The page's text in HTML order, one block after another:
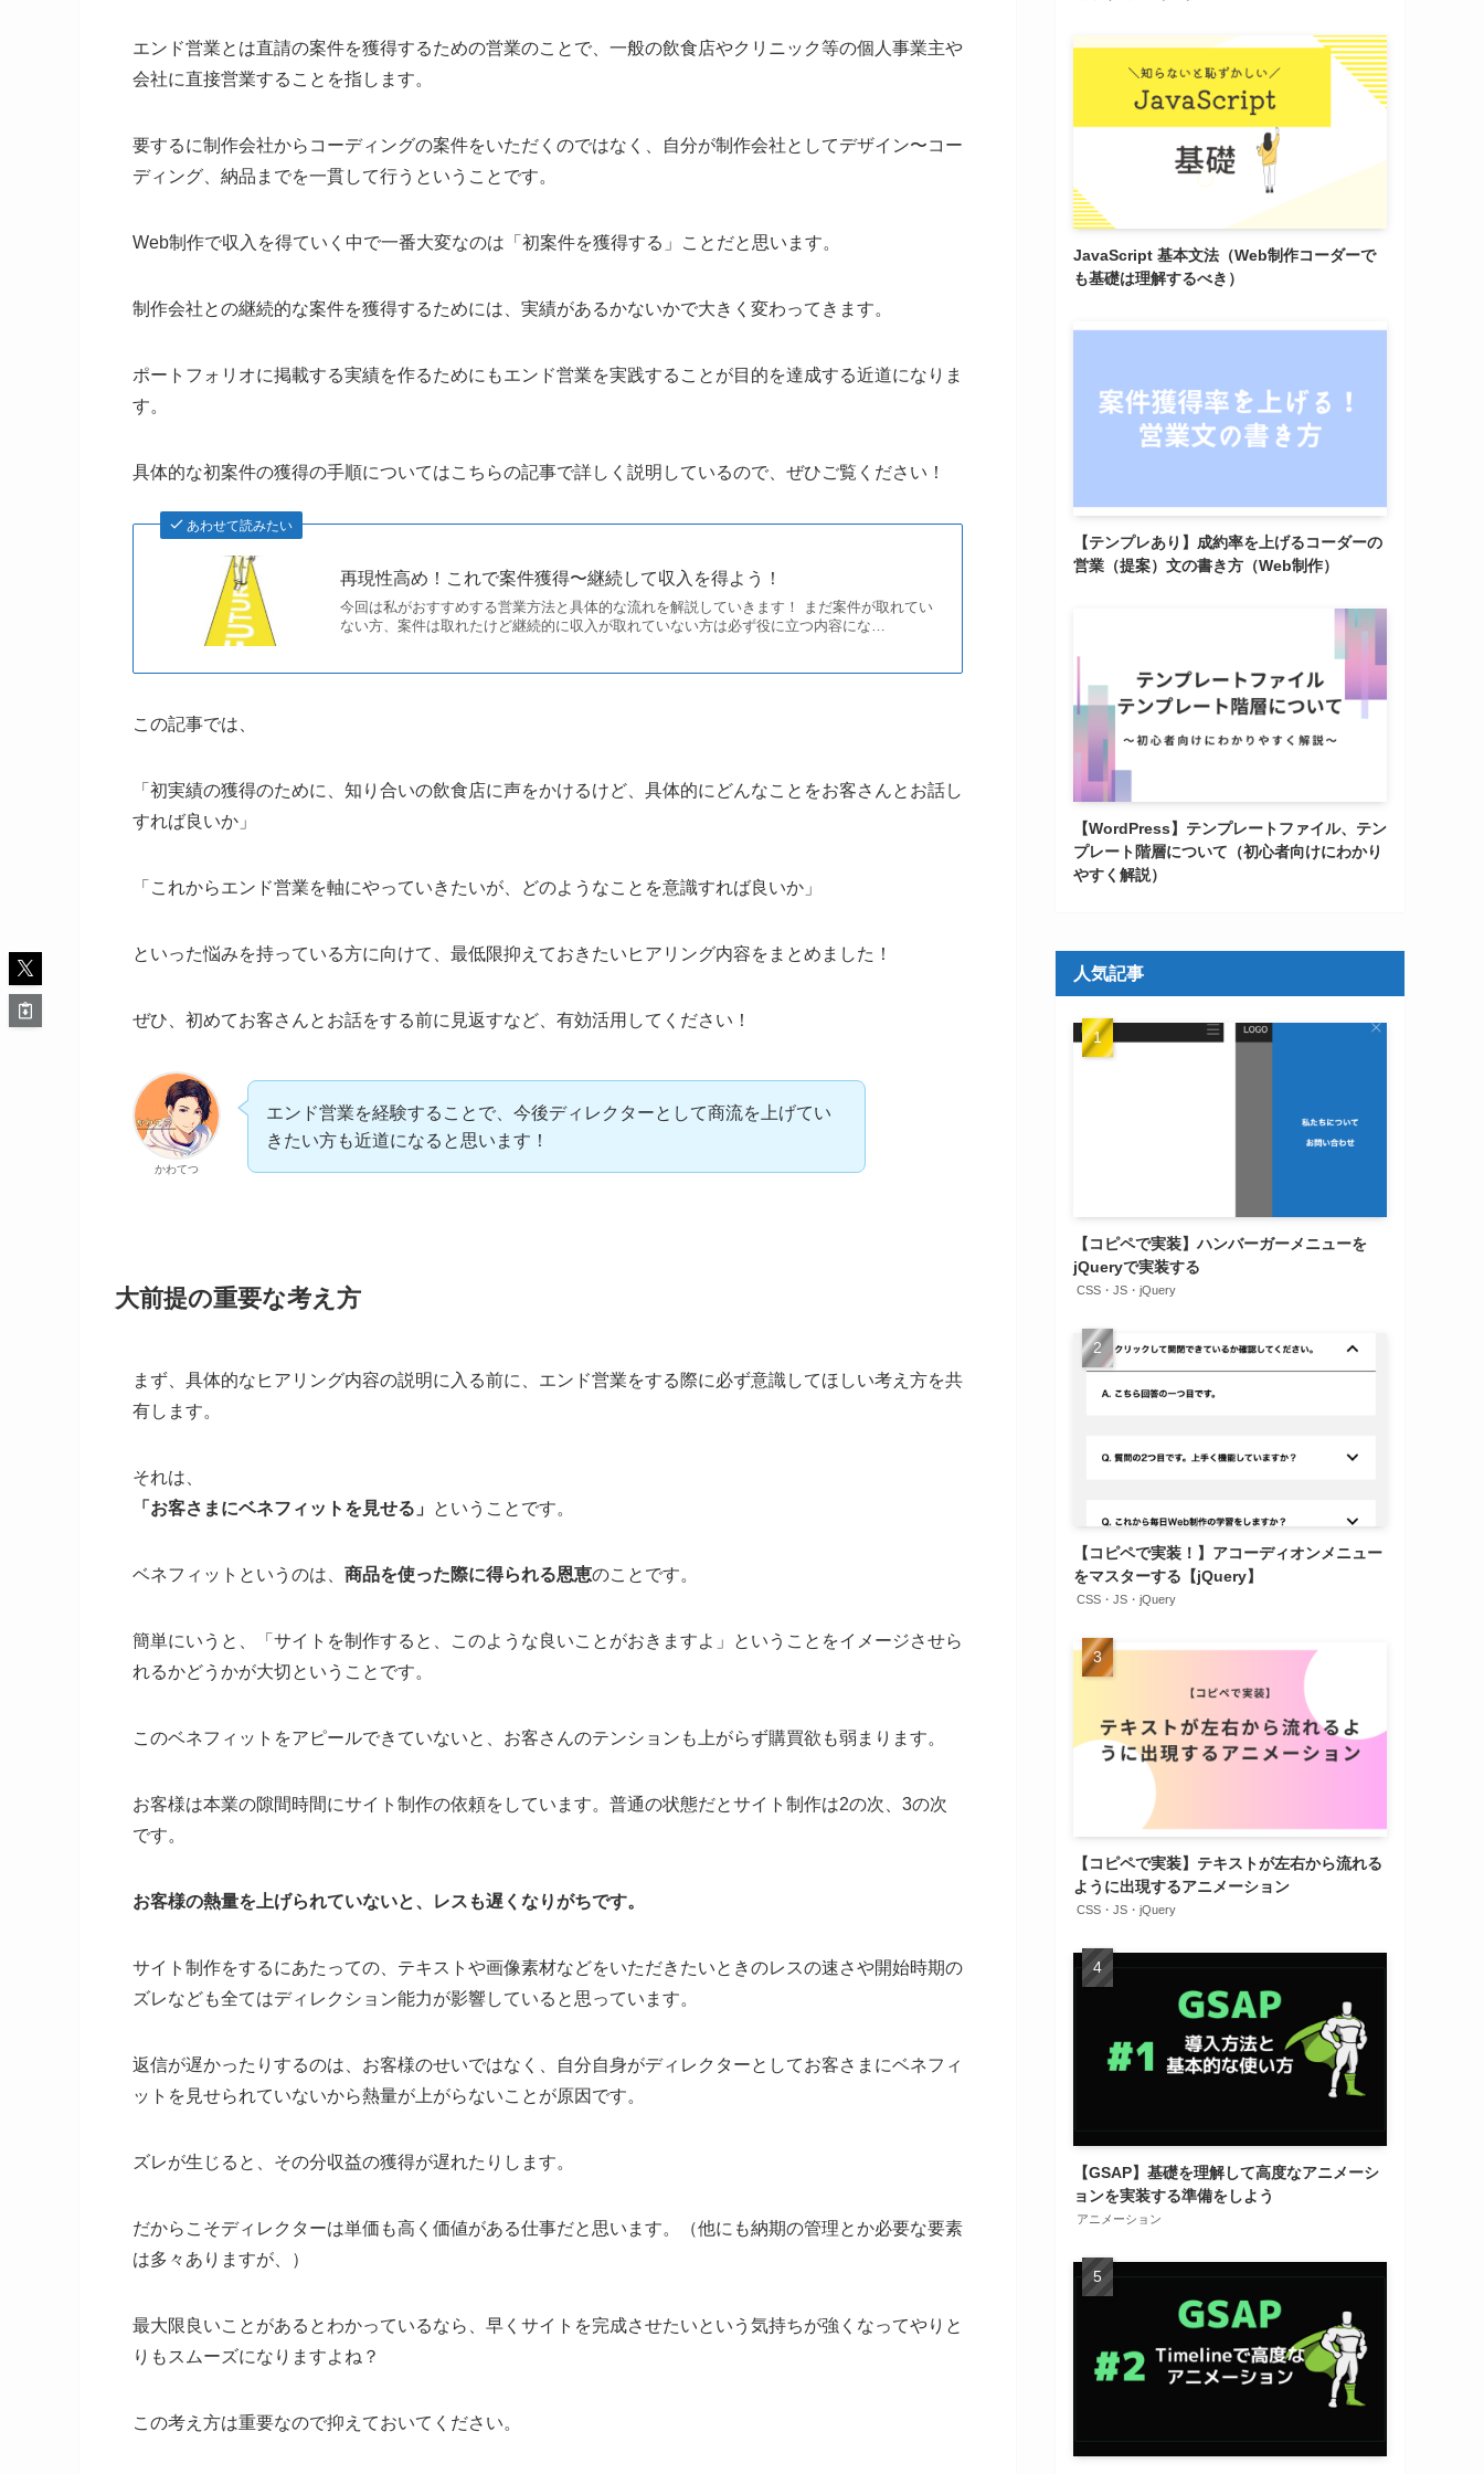
エンド営業とは直請の案件を獲得するための営業のことで、一般の飲食店やクリニック等の個人事業主や
会社に直接営業することを指します。
要するに制作会社からコーディングの案件をいただくのではなく、自分が制作会社としてデザイン〜コー
ディング、納品までを一貫して行うということです。
Web制作で収入を得ていく中で一番大変なのは「初案件を獲得する」ことだと思います。
制作会社との継続的な案件を獲得するためには、実績があるかないかで大きく変わってきます。
ポートフォリオに掲載する実績を作るためにもエンド営業を実践することが目的を達成する近道になりま
す。
具体的な初案件の獲得の手順についてはこちらの記事で詳しく説明しているので、ぜひご覧ください！
あわせて読みたい
再現性高め！これで案件獲得〜継続して収入を得よう！
今回は私がおすすめする営業方法と具体的な流れを解説していきます！ まだ案件が取れてい
ない方、案件は取れたけど継続的に収入が取れていない方は必ず役に立つ内容にな…
この記事では、
「初実績の獲得のために、知り合いの飲食店に声をかけるけど、具体的にどんなことをお客さんとお話し
すれば良いか」
「これからエンド営業を軸にやっていきたいが、どのようなことを意識すれば良いか」
といった悩みを持っている方に向けて、最低限抑えておきたいヒアリング内容をまとめました！
ぜひ、初めてお客さんとお話をする前に見返すなど、有効活用してください！
かわてつ
エンド営業を経験することで、今後ディレクターとして商流を上げてい
きたい方も近道になると思います！
大前提の重要な考え方
まず、具体的なヒアリング内容の説明に入る前に、エンド営業をする際に必ず意識してほしい考え方を共
有します。
それは、
「お客さまにベネフィットを見せる」
ということです。
ベネフィットというのは、 商品を使った際に得られる恩恵のことです。
簡単にいうと、「サイトを制作すると、このような良いことがおきますよ」ということをイメージさせら
れるかどうかが大切ということです。
このベネフィットをアピールできていないと、お客さんのテンションも上がらず購買欲も弱まります。
お客様は本業の隙間時間にサイト制作の依頼をしています。普通の状態だとサイト制作は2の次、3の次
です。
お客様の熱量を上げられていないと、レスも遅くなりがちです。
サイト制作をするにあたっての、テキストや画像素材などをいただきたいときのレスの速さや開始時期の
ズレなども全てはディレクション能力が影響していると思っています。
返信が遅かったりするのは、お客様のせいではなく、自分自身がディレクターとしてお客さまにベネフィ
ットを見せられていないから熱量が上がらないことが原因です。
ズレが生じると、その分収益の獲得が遅れたりします。
だからこそディレクターは単価も高く価値がある仕事だと思います。（他にも納期の管理とか必要な要素
は多々ありますが、）
最大限良いことがあるとわかっているなら、早くサイトを完成させたいという気持ちが強くなってやりと
りもスムーズになりますよね？
この考え方は重要なので抑えておいてください。
JavaScript 基本文法（Web制作コーダーで
も基礎は理解するべき）
【テンプレあり】成約率を上げるコーダーの
営業（提案）文の書き方（Web制作）
【WordPress】テンプレートファイル、テン
プレート階層について（初心者向けにわかり
やすく解説）
人気記事
【コピペで実装】ハンバーガーメニューを
jQueryで実装する
CSS・JS・jQuery
【コピペで実装！】アコーディオンメニュー
をマスターする【jQuery】
CSS・JS・jQuery
【コピペで実装】テキストが左右から流れる
ように出現するアニメーション
CSS・JS・jQuery
【GSAP】基礎を理解して高度なアニメーシ
ョンを実装する準備をしよう
アニメーション